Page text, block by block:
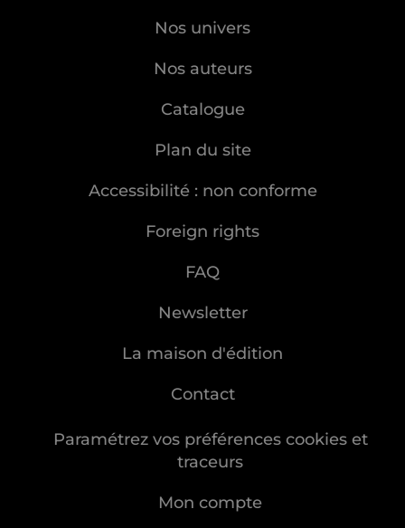
Nos univers
Nos auteurs
Catalogue
Plan du site
Accessibilité : non conforme
Foreign rights
FAQ
Newsletter
La maison d'édition
Contact
Paramétrez vos préférences cookies et
traceurs
Mon compte